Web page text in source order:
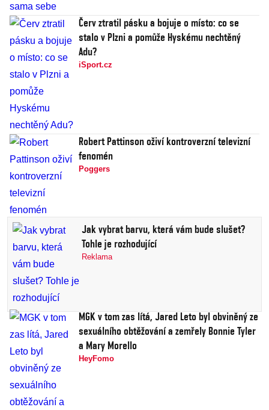
Červ ztratil pásku a bojuje o místo: co se
stalo v Plzni a pomůže Hyskému nechtěný
Adu?
iSport.cz
Robert Pattinson oživí kontroverzní televizní
fenomén
Poggers
Jak vybrat barvu, která vám bude slušet?
Tohle je rozhodující
Reklama
MGK v tom zas lítá, Jared Leto byl obviněný ze
sexuálního obtěžování a zemřely Bonnie Tyler
a Mary Morello
HeyFomo